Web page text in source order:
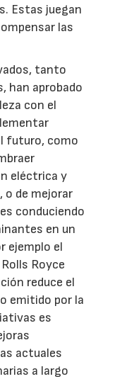
Estas juegan
las
tanto
han aprobado
con el
futuro, como
eléctrica y
o de mejorar
conduciendo
en un
ejemplo el
Royce
reduce el
emitido por la
es
actuales
a largo